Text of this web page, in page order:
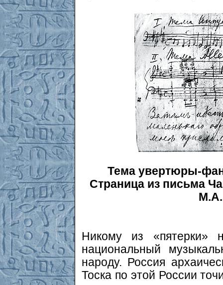
Тема увертюры-
Страница из письма
Никому из «пятерки»
национальный
народу. Россия
Тоска по этой России